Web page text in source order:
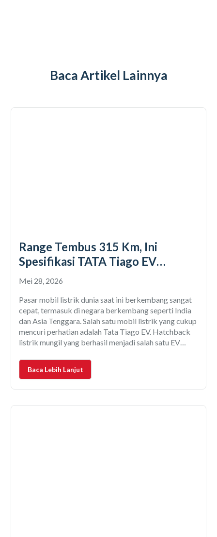
Baca Artikel Lainnya
Range Tembus 315 Km, Ini
Spesifikasi TATA Tiago EV
Terbaru 2026!
Mei 28, 2026
Pasar mobil listrik dunia saat ini berkembang sangat
cepat, termasuk di negara berkembang seperti India
dan Asia Tenggara. Salah satu mobil listrik yang cukup
mencuri perhatian adalah Tata Tiago EV. Hatchback
listrik mungil yang berhasil menjadi salah satu EV
terjangkau dengan fitur yang cukup lengkap.
Menariknya, banyak pengamat
Baca Lebih Lanjut